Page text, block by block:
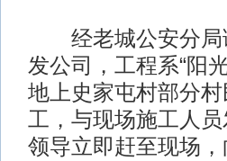
经老城公安分局
发公司，工程系“阳
地上史家屯村部分
工，与现场施工人
领导立即赶至现场